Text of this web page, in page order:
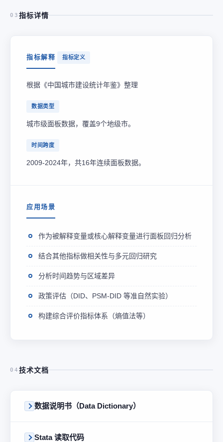
03 指标详情
指标解释 指标定义
根据《中国城市建设统计年鉴》整理
数据类型
城市级面板数据，覆盖9个地级市。
时间跨度
2009-2024年，共16年连续面板数据。
应用场景
作为被解释变量或核心解释变量进行面板回归分析
结合其他指标做相关性与多元回归研究
分析时间趋势与区域差异
政策评估（DID、PSM-DID 等准自然实验）
构建综合评价指标体系（熵值法等）
04 技术文档
数据说明书（Data Dictionary）
Stata 读取代码